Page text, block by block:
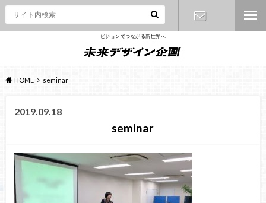
ビジョンでつながる新世界へ
HOME seminar
2019.09.18
seminar